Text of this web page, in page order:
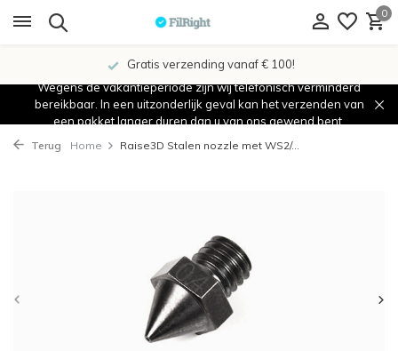
0
Gratis verzending vanaf € 100!
Wegens de vakantieperiode zijn wij telefonisch verminderd
bereikbaar. In een uitzonderlijk geval kan het verzenden van
een pakket langer duren dan u van ons gewend bent.
Terug Home Raise3D Stalen nozzle met WS2/...